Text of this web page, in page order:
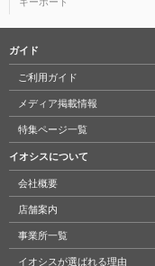
ガイド
ご利用ガイド
メディア掲載情報
特集ページ一覧
イオシスについて
会社概要
店舗案内
事業所一覧
イオシスが選ばれる理由